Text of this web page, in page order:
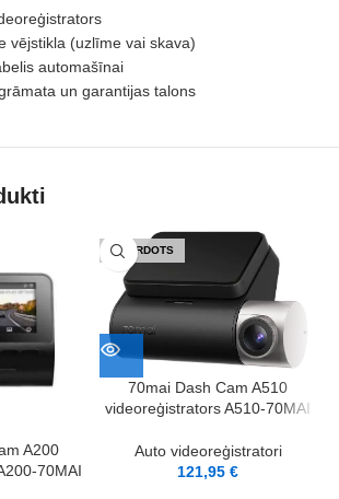
vējstikla (uzlīme vai skava)
automašīnai
un garantijas talons
A200
70MAI
IZPĀRDOTS
70mai Dash Cam A510
videoreģistrators A510-70MAI
Auto videoreģistratori
121,95€